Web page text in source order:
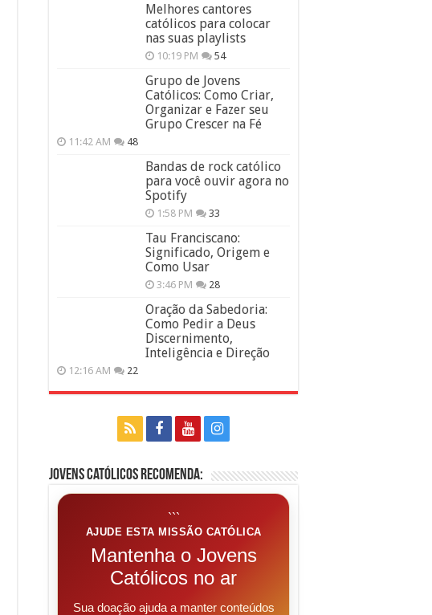
Melhores cantores
católicos para colocar
nas suas playlists
10:19 PM 54
Grupo de Jovens
Católicos: Como Criar,
Organizar e Fazer seu
Grupo Crescer na Fé
11:42 AM 48
Bandas de rock católico
para você ouvir agora no
Spotify
1:58 PM 33
Tau Franciscano:
Significado, Origem e
Como Usar
3:46 PM 28
Oração da Sabedoria:
Como Pedir a Deus
Discernimento,
Inteligência e Direção
12:16 AM 22
Jovens Católicos Recomenda:
```
AJUDE ESTA MISSÃO CATÓLICA
Mantenha o Jovens
Católicos no ar
Sua doação ajuda a manter conteúdos